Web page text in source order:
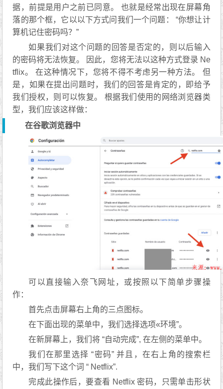
据，前提是用户之前已同意。 也就是经常出现在屏幕角
落的那个框，它以以下方式问我们一个问题： “你想让计
算机记住密码吗？”
如果我们对这个问题的回答是否定的，则以后输入
的密码将无法恢复。 因此，您将无法以这种方式登录 Ne
tflix。 在这种情况下，您将不得不考虑另一种方法。 但
是，如果在提出问题时，我们的回答是肯定的，即给予
我们授权，则可以恢复。 根据我们使用的网络浏览器类
型，我们应该这样做：
在谷歌浏览器中
可以直接输入奈飞网址，或按照以下简单步骤操
作：
首先点击屏幕右上角的三点图标。
在下面出现的菜单中，我们选择选项«环境”。
在新屏幕上，我们将 “自动完成”, 在左侧的菜单中。
我们在那里选择 “密码” 并且，在右上角的搜索栏
中，我们写下这个词 “ Netflix”.
完成此操作后，要查看 Netflix 密码，只需单击形状